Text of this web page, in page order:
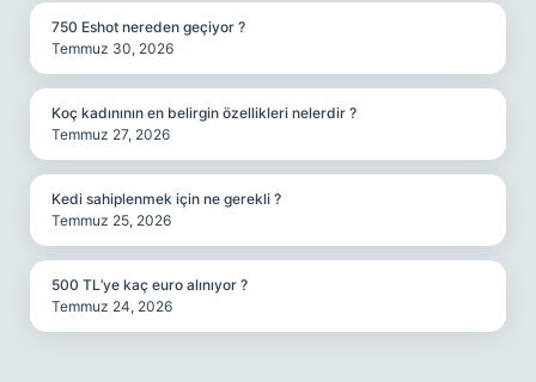
750 Eshot nereden geçiyor ?
Temmuz 30, 2026
Koç kadınının en belirgin özellikleri nelerdir ?
Temmuz 27, 2026
Kedi sahiplenmek için ne gerekli ?
Temmuz 25, 2026
500 TL’ye kaç euro alınıyor ?
Temmuz 24, 2026